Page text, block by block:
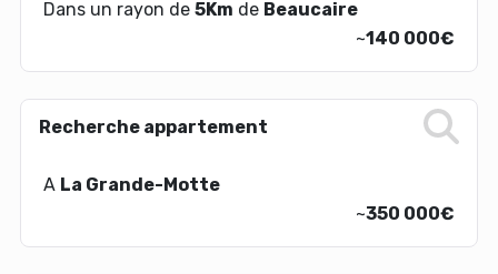
Dans un rayon de 5Km de Beaucaire
~140 000€
Recherche appartement
A La Grande-Motte
~350 000€